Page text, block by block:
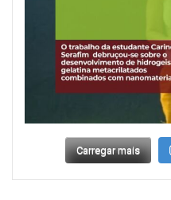
Carregar mais